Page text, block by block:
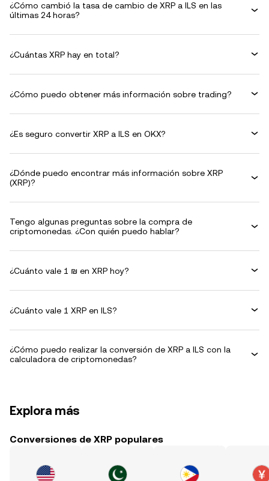
¿Cómo cambió la tasa de cambio de XRP a ILS en las
últimas 24 horas?
¿Cuántas XRP hay en total?
¿Cómo puedo obtener más información sobre trading?
¿Es seguro convertir XRP a ILS en OKX?
¿Dónde puedo encontrar más información sobre XRP
(XRP)?
Tengo algunas preguntas sobre la compra de
criptomonedas. ¿Con quién puedo hablar?
¿Cuánto vale 1 ₪ en XRP hoy?
¿Cuánto vale 1 XRP en ILS?
¿Cómo puedo realizar la conversión de XRP a ILS con la
calculadora de criptomonedas?
Explora más
Conversiones de XRP populares